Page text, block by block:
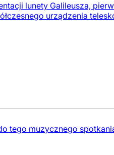
lunety Galileusza,
urządzenia
tego muzycznego